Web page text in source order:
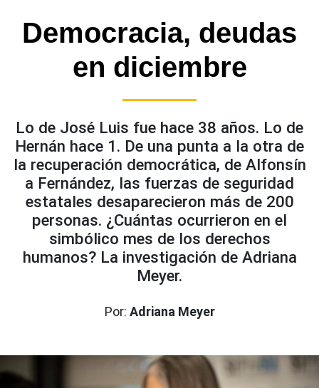
Democracia, deudas
en diciembre
Lo de José Luis fue hace 38 años. Lo de
Hernán hace 1. De una punta a la otra de
la recuperación democrática, de Alfonsín
a Fernández, las fuerzas de seguridad
estatales desaparecieron más de 200
personas. ¿Cuántas ocurrieron en el
simbólico mes de los derechos
humanos? La investigación de Adriana
Meyer.
Por: Adriana Meyer